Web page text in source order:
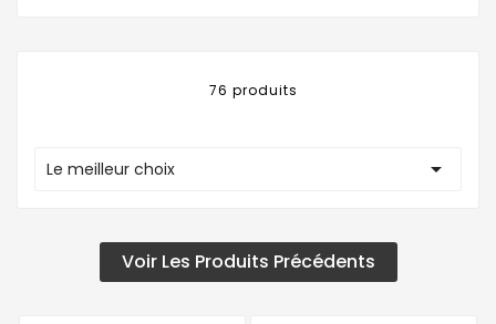
76 produits
Le meilleur choix 
Voir Les Produits Précédents